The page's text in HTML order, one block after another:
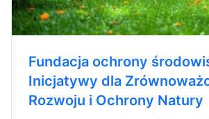
Fundacja ochrony
Inicjatywy dla
Rozwoju i Ochrony Natury